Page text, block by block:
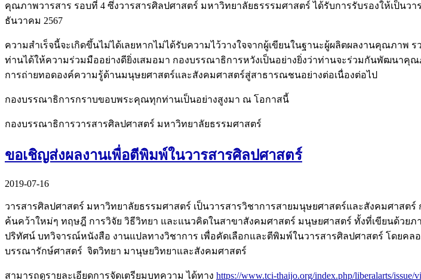
คุณภาพวารสาร รอบที่ 4 ซึ่งวารสารศิลปศาสตร์ มหาวิทยาลัยธรรรมศาสตร์ ได้รับการรับรองให้เป็นว
ธันวาคม 2567
ความสำเร็จนี้จะเกิดขึ้นไม่ได้เลยหากไม่ได้รับความไว้วางใจจากผู้เขียนในฐานะผู้ผลิตผลงานคุณ
ท่านได้ให้ความร่วมมืออย่างดียิ่งเสมอมา กองบรรณาธิการหวังเป็นอย่างยิ่งว่าท่านจะร่วมกันพัฒนาคุ
การถ่ายทอดองค์ความรู้ด้านมนุษยศาสตร์และสังคมศาสตร์สู่สาธารณชนอย่างต่อเนื่องต่อไป
กองบรรณาธิการกราบขอบพระคุณทุกท่านเป็นอย่างสูงมา ณ โอกาสนี้
กองบรรณาธิการวารสารศิลปศาสตร์ มหาวิทยาลัยธรรมศาสตร์
ขอเชิญส่งผลงานเพื่อตีพิมพ์ในวารสารศิลปศาสตร์
2019-07-16
วารสารศิลปศาสตร์ มหาวิทยาลัยธรรมศาสตร์ เป็นวารสารวิชาการสายมนุษยศาสตร์และสังคมศาส
ค้นคว้าใหม่ๆ ทฤษฎี การวิจัย วิธีวิทยา และแนวคิดในสาขาสังคมศาสตร์ มนุษยศาสตร์ ทั้งที่เขียนด้วย
ปริทัศน์ บทวิจารณ์หนังสือ งานแปลทางวิชาการ เพื่อคัดเลือกและตีพิมพ์ในวารสารศิลปศาสตร์ โดย
บรรณารักษ์ศาสตร์ จิตวิทยา มานุษยวิทยาและสังคมศาสตร์
สามารถดูรายละเอียดการจัดเตรียมบทความ ได้ทาง https://www.tci-thaijo.org/index.php/liberalarts/issue/